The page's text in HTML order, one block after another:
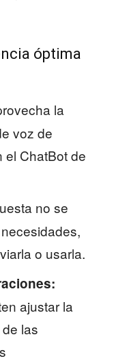
óptima
la
voz de
el ChatBot de
no se
o usarla.
ajustar la
las